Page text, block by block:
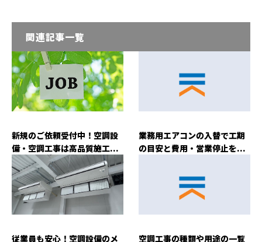
関連記事一覧
新規のご依頼受付中！空調設
備・空調工事は高品質施工...
業務用エアコンの入替で工期
の目安と費用・営業停止を...
従業員も安心！空調設備のメ 空調工事の種類や用途の一覧